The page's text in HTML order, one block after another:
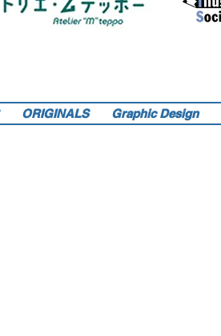
ORIGINALS Graphic Design